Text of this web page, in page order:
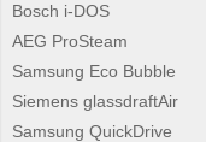
Bosch i-DOS
AEG ProSteam
Samsung Eco Bubble
Siemens glassdraftAir
Samsung QuickDrive